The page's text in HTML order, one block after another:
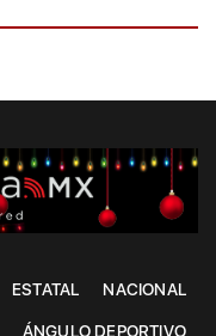
ESTATAL NACIONAL
ÁNGULO DEPORTIVO